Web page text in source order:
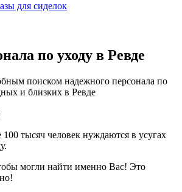
для сиделок
по уходу в Ревде
поиском надежного персонала по
и близких в Ревде
тысяч человек нуждаются в усугах
могли найти именно Вас! Это